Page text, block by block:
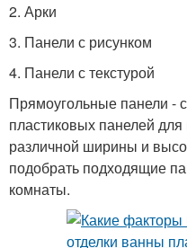
2. Арки
3. Панели с рисунком
4. Панели с текстурой
Прямоугольные панели -
пластиковых панелей
различной ширины и
подобрать подходящие
комнаты.